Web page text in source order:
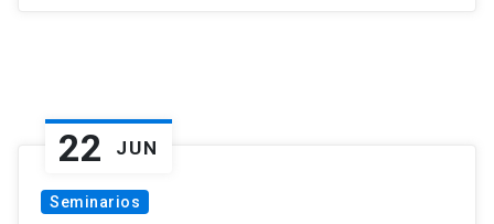
22 JUN
Seminarios